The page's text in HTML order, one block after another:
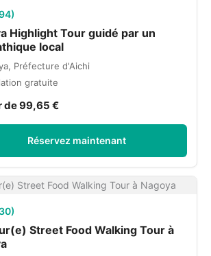
Highlight Tour guidé par un
local
Préfecture d'Aichi
gratuite
de 99,65 €
Réservez maintenant
Street Food Walking Tour à